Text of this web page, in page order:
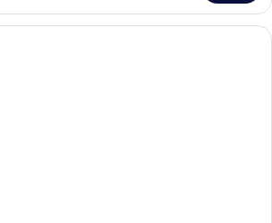
Ett hotellrum med en stor säng, ett